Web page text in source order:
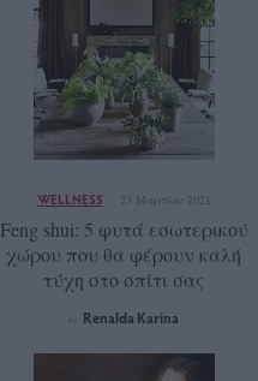
WELLNESS 23 Μαρτίου 2021
Feng shui: 5 φυτά εσωτερικού
χώρου που θα φέρουν καλή
τύχη στο σπίτι σας
Renalda Karina